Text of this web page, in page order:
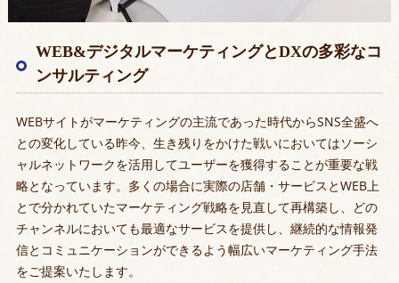
WEB&デジタルマーケティングとDXの多彩なコ
ンサルティング
WEBサイトがマーケティングの主流であった時代からSNS全盛へ
との変化している昨今、生き残りをかけた戦いにおいてはソーシ
ャルネットワークを活用してユーザーを獲得することが重要な戦
略となっています。多くの場合に実際の店舗・サービスとWEB上
とで分かれていたマーケティング戦略を見直して再構築し、どの
チャンネルにおいても最適なサービスを提供し、継続的な情報発
信とコミュニケーションができるよう幅広いマーケティング手法
をご提案いたします。